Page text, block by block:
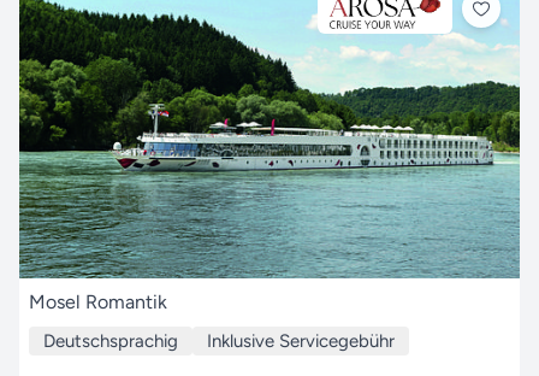
Mosel Romantik
Deutschsprachig Inklusive Servicegebühr